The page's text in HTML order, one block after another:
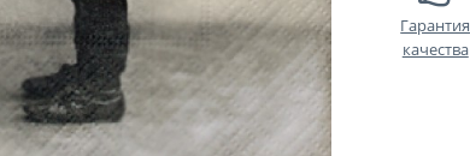
Гарантия
качества